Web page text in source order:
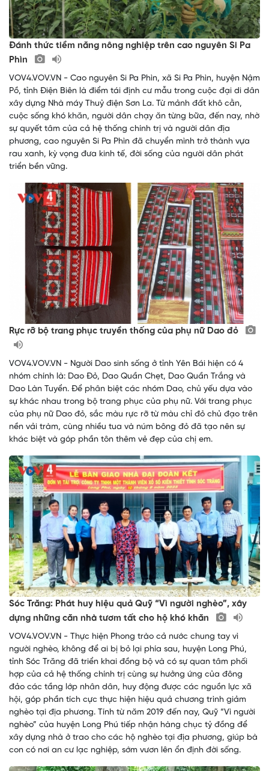
Đánh thức tiềm năng nông nghiệp trên cao nguyên Si Pa
Phìn
VOV4.VOV.VN - Cao nguyên Si Pa Phìn, xã Si Pa Phìn, huyện Nậm
Pồ, tỉnh Điện Biên là điểm tái định cư mẫu trong cuộc đại di dân
xây dựng Nhà máy Thuỷ điện Sơn La. Từ mảnh đất khô cằn,
cuộc sống khó khăn, người dân chạy ăn từng bữa, đến nay, nhờ
sự quyết tâm của cả hệ thống chính trị và người dân địa
phương, cao nguyên Si Pa Phìn đã chuyển mình trở thành vựa
rau xanh, kỳ vọng đưa kinh tế, đời sống của người dân phát
triển bền vững.
Rực rỡ bộ trang phục truyền thống của phụ nữ Dao đỏ
VOV4.VOV.VN - Người Dao sinh sống ở tỉnh Yên Bái hiện có 4
nhóm chính là: Dao Đỏ, Dao Quần Chẹt, Dao Quần Trắng và
Dao Làn Tuyển. Để phân biệt các nhóm Dao, chủ yếu dựa vào
sự khác nhau trong bộ trang phục của phụ nữ. Với trang phục
của phụ nữ Dao đỏ, sắc màu rực rỡ từ màu chỉ đỏ chủ đạo trên
nền vải tràm, cùng nhiều tua và núm bông đỏ đã tạo nên sự
khác biệt và góp phần tôn thêm vẻ đẹp của chị em.
Sóc Trăng: Phát huy hiệu quả Quỹ “Vì người nghèo”, xây
dựng những căn nhà tươm tất cho hộ khó khăn
VOV4.VOV.VN - Thực hiện Phong trào cả nước chung tay vì
người nghèo, không để ai bị bỏ lại phía sau, huyện Long Phú,
tỉnh Sóc Trăng đã triển khai đồng bộ và có sự quan tâm phối
hợp của cả hệ thống chính trị cùng sự hưởng ứng của đông
đảo các tầng lớp nhân dân, huy động được các nguồn lực xã
hội, góp phần tích cực thực hiện hiệu quả chương trình giảm
nghèo tại địa phương. Tính từ năm 2019 đến nay, Quỹ “Vì người
nghèo” của huyện Long Phú tiếp nhận hàng chục tỷ đồng để
xây dựng nhà ở trao cho các hộ nghèo tại địa phương, giúp bà
con có nơi an cư lạc nghiệp, sớm vươn lên ổn định đời sống.